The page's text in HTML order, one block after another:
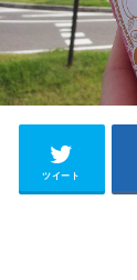
ツイート